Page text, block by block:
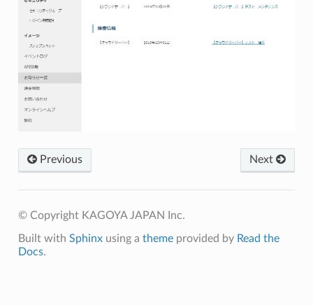
Previous Next
© Copyright KAGOYA JAPAN Inc.
Built with Sphinxusing a themeprovided by Read the
Docs.